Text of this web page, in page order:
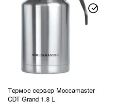
Термос сервер Moccamaster
CDT Grand 1.8 L